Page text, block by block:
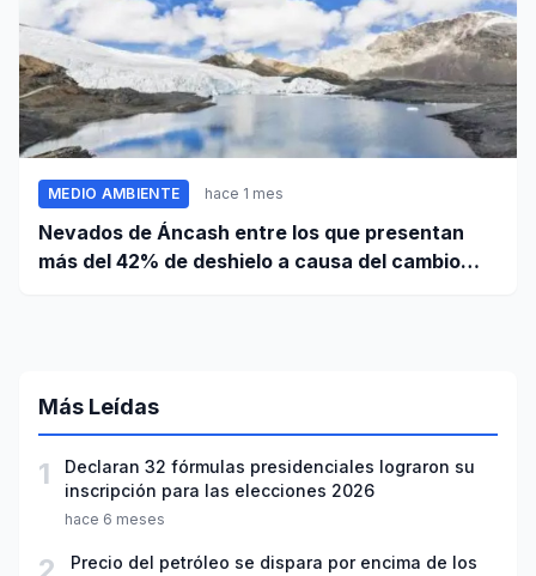
MEDIO AMBIENTE hace 1 mes
Nevados de Áncash entre los que presentan
más del 42% de deshielo a causa del cambio
Más Leídas
1
Declaran 32 fórmulas presidenciales lograron su
inscripción para las elecciones 2026
hace 6 meses
Precio del petróleo se dispara por encima de los